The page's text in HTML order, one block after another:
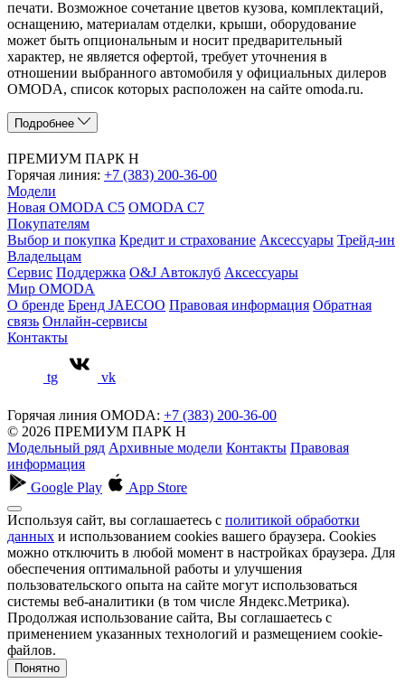
печати. Возможное сочетание цветов кузова, комплектаций,
оснащению, материалам отделки, крыши, оборудование
может быть опциональным и носит предварительный
характер, не является офертой, требует уточнения в
отношении выбранного автомобиля у официальных дилеров
OMODA, список которых расположен на сайте omoda.ru.
Подробнее
ПРЕМИУМ ПАРК Н
Горячая линия: +7 (383) 200-36-00
Модели
Новая OMODA C5 OMODA C7
Покупателям
Выбор и покупка Кредит и страхование Аксессуары Трейд-ин
Владельцам
Сервис Поддержка O&J Автоклуб Аксессуары
Мир OMODA
О бренде Бренд JAECOO Правовая информация Обратная
связь Онлайн-сервисы
Контакты
tg vk
Горячая линия OMODA: +7 (383) 200-36-00
© 2026 ПРЕМИУМ ПАРК Н
Модельный ряд Архивные модели Контакты Правовая
информация
Google Play
App Store
Используя сайт, вы соглашаетесь с политикой обработки
данных и использованием cookies вашего браузера. Cookies
можно отключить в любой момент в настройках браузера. Для
обеспечения оптимальной работы и улучшения
пользовательского опыта на сайте могут использоваться
системы веб-аналитики (в том числе Яндекс.Метрика).
Продолжая использование сайта, Вы соглашаетесь с
применением указанных технологий и размещением cookie-
файлов.
Понятно